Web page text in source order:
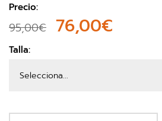
Precio:
95,00€ 76,00€
Talla: